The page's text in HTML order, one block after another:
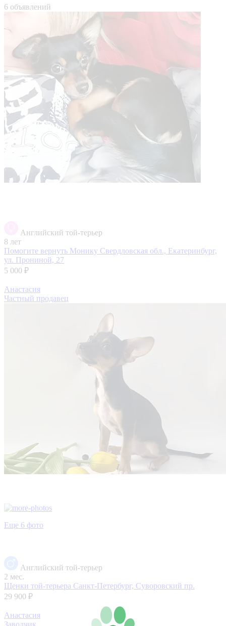
6 объявлений
Английский той-терьер
8 лет
Помогите вернуть Монику Свердловская обл., Екатеринбург,
ул. Прониной, 27
5 000 ₽
Анастасия
Частный продавец
Еще 6 фото
Английский той-терьер
2 мес.
Щенки той-терьера Санкт-Петербург, Суворовский пр.
29 900 ₽
Анастасия
Заводчик